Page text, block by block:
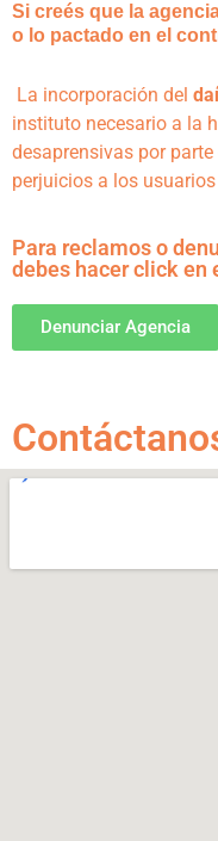
Si creés que la
o lo pactado en el
La incorporación del
instituto necesario a la
desaprensivas por
perjuicios a los
Para reclamos o
debes hacer click en
Denunciar Agencia